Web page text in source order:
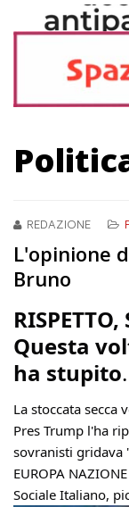
REDAZIONE
L'opinione
Bruno
Questa
ha stupito.
La stoccata secca
Pres Trump l'ha
sovranisti gridava
EUROPA
Sociale Italiano,